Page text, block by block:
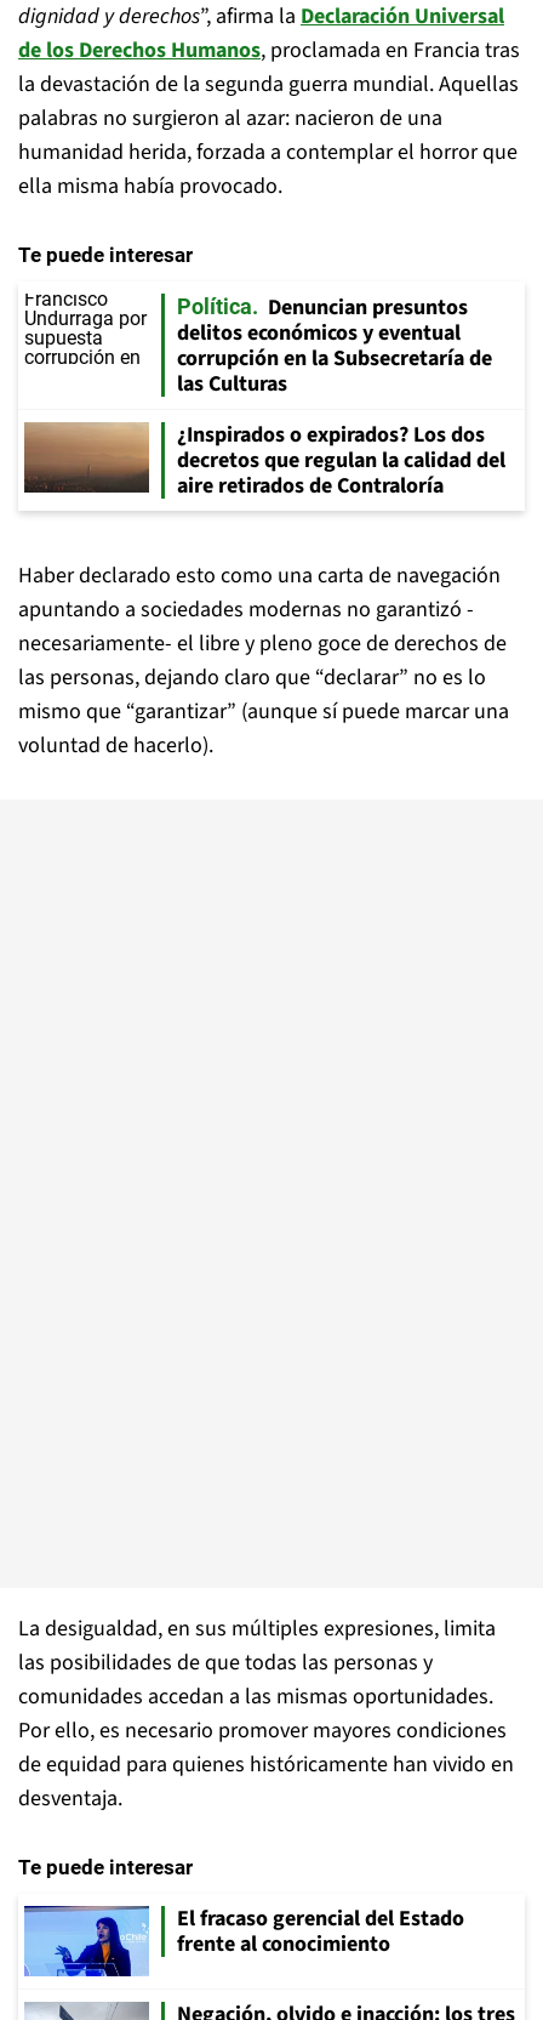
dignidad y derechos”, afirma la Declaración Universal
de los Derechos Humanos, proclamada en Francia tras
la devastación de la segunda guerra mundial. Aquellas
palabras no surgieron al azar: nacieron de una
humanidad herida, forzada a contemplar el horror que
ella misma había provocado.
Te puede interesar
Política
Denuncian presuntos
delitos económicos y eventual
corrupción en la Subsecretaría de
las Culturas
¿Inspirados o expirados? Los dos
decretos que regulan la calidad del
aire retirados de Contraloría
Haber declarado esto como una carta de navegación
apuntando a sociedades modernas no garantizó -
necesariamente- el libre y pleno goce de derechos de
las personas, dejando claro que “declarar” no es lo
mismo que “garantizar” (aunque sí puede marcar una
voluntad de hacerlo).
La desigualdad, en sus múltiples expresiones, limita
las posibilidades de que todas las personas y
comunidades accedan a las mismas oportunidades.
Por ello, es necesario promover mayores condiciones
de equidad para quienes históricamente han vivido en
desventaja.
Te puede interesar
El fracaso gerencial del Estado
frente al conocimiento